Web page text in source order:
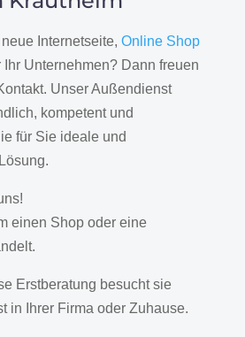
Internetseite, Online Shop
Unternehmen? Dann freuen
Unser Außendienst
kompetent und
für Sie ideale und
einen Shop oder eine
Erstberatung besucht sie
in Ihrer Firma oder Zuhause.